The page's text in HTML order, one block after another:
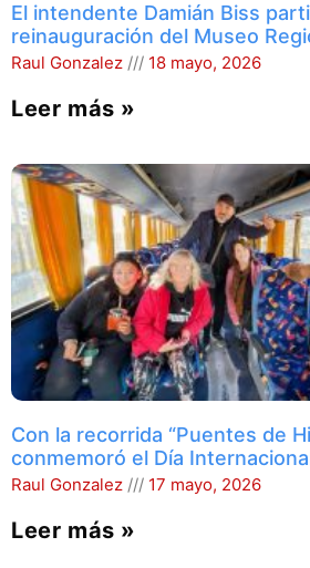
El intendente Damián Biss
reinauguración del Museo
Raul Gonzalez 18 mayo, 2026
Leer más »
Con la recorrida “Puentes de
conmemoró el Día
Raul Gonzalez 17 mayo, 2026
Leer más »